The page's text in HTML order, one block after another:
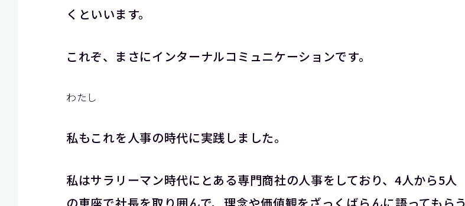
くといいます。
これぞ、まさにインターナルコミュニケーションです。
わたし
私もこれを人事の時代に実践しました。
私はサラリーマン時代にとある専門商社の人事をしており、4人から5人